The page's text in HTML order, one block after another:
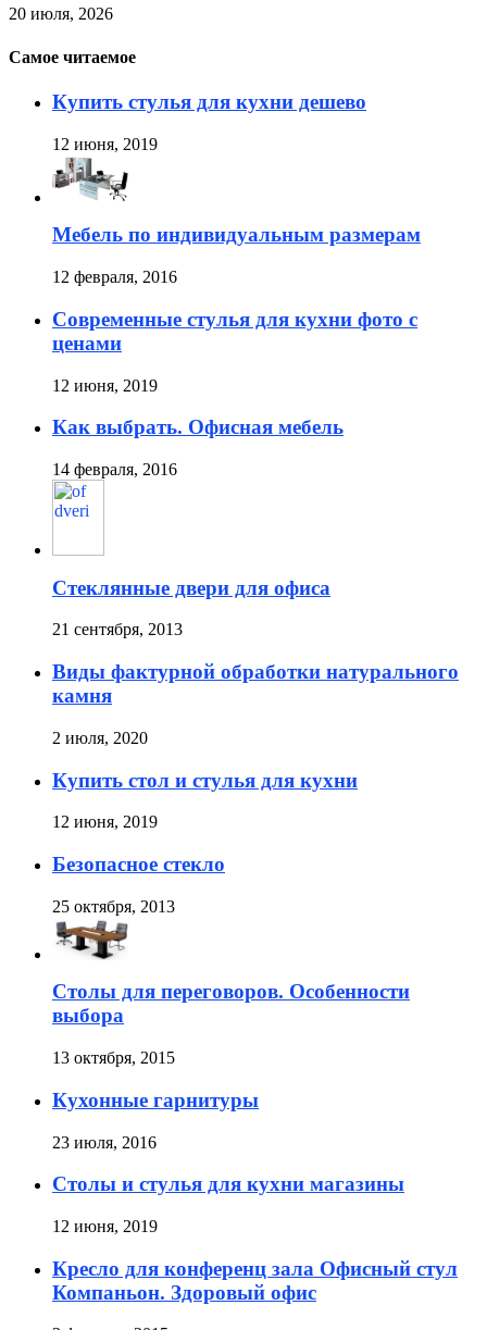
20 июля, 2026
Самое читаемое
Купить стулья для кухни дешево
12 июня, 2019
Мебель по индивидуальным размерам
12 февраля, 2016
Современные стулья для кухни фото с
ценами
12 июня, 2019
Как выбрать. Офисная мебель
14 февраля, 2016
Стеклянные двери для офиса
21 сентября, 2013
Виды фактурной обработки натурального
камня
2 июля, 2020
Купить стол и стулья для кухни
12 июня, 2019
Безопасное стекло
25 октября, 2013
Столы для переговоров. Особенности
выбора
13 октября, 2015
Кухонные гарнитуры
23 июля, 2016
Столы и стулья для кухни магазины
12 июня, 2019
Кресло для конференц зала Офисный стул
Компаньон. Здоровый офис